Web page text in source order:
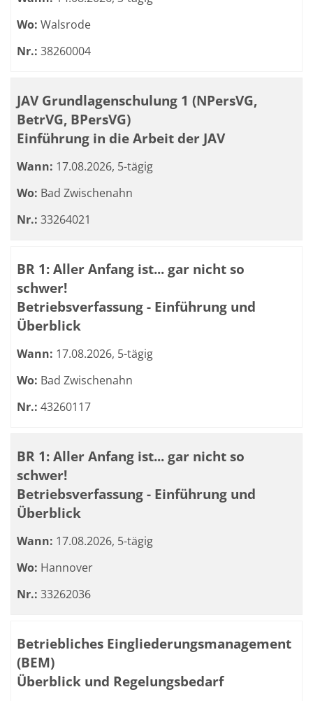
Wo: Walsrode
Nr.: 38260004
JAV Grundlagenschulung 1 (NPersVG,
BetrVG, BPersVG)
Einführung in die Arbeit der JAV
Wann: 17.08.2026, 5-tägig
Wo: Bad Zwischenahn
Nr.: 33264021
BR 1: Aller Anfang ist... gar nicht so
schwer!
Betriebsverfassung - Einführung und
Überblick
Wann: 17.08.2026, 5-tägig
Wo: Bad Zwischenahn
Nr.: 43260117
BR 1: Aller Anfang ist... gar nicht so
schwer!
Betriebsverfassung - Einführung und
Überblick
Wann: 17.08.2026, 5-tägig
Wo: Hannover
Nr.: 33262036
Betriebliches Eingliederungsmanagement
(BEM)
Überblick und Regelungsbedarf